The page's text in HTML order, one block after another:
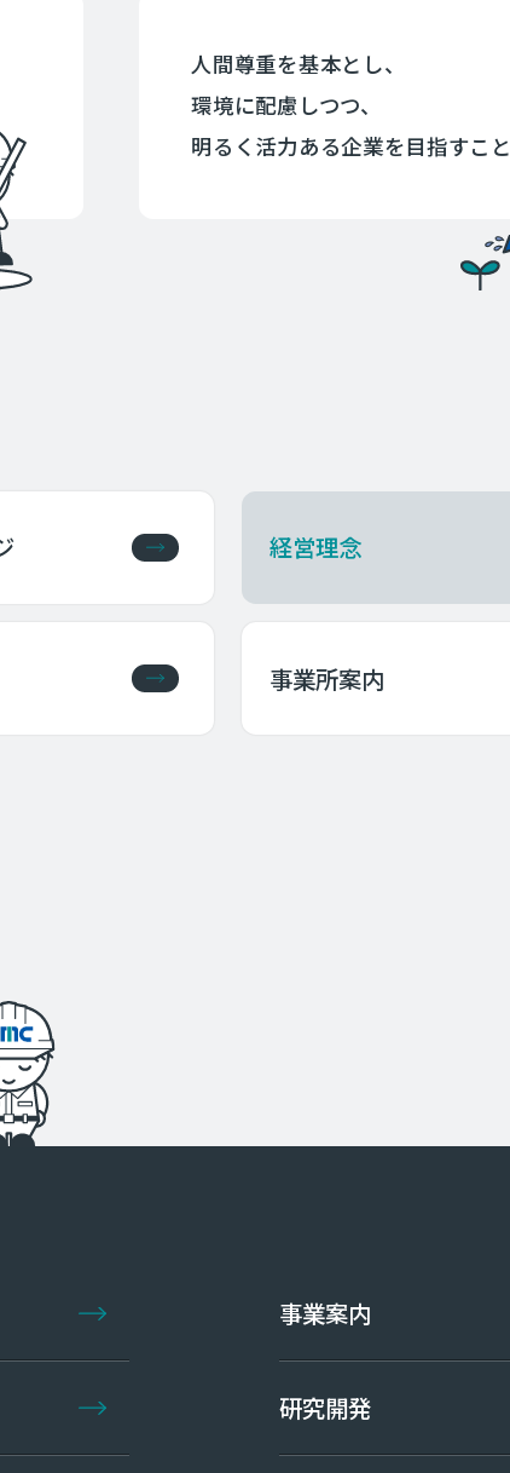
人間尊重を基本とし、
環境に配慮しつつ、
明るく活力ある企業を目指すこと
経営理念
事業所案内
事業案内
研究開発